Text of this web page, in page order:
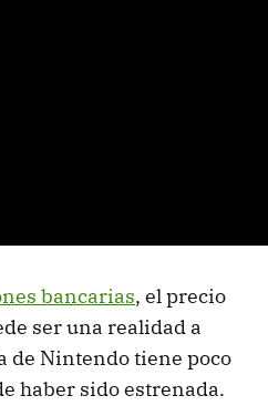
bancarias, el precio
ser una realidad a
de Nintendo tiene poco
haber sido estrenada.